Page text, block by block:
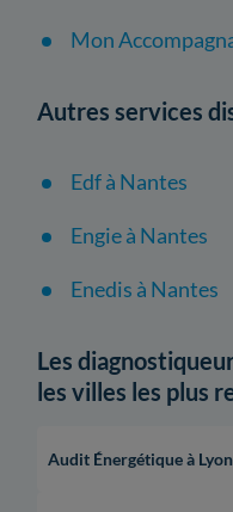
Mon
Autres services
Edf à Nantes
Engie à Nantes
Enedis à Nantes
Les
les villes les plus
Audit Énergétique à Lyon